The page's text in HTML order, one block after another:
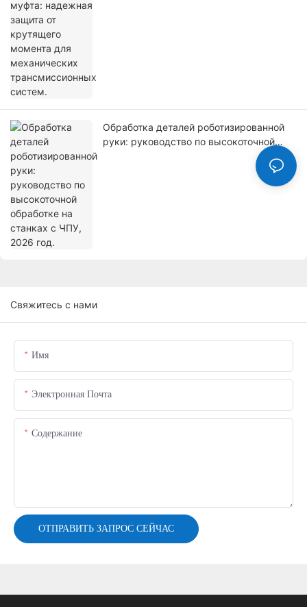
Обработка деталей роботизированной
руки: руководство по высокоточной
обработке на станках с ЧПУ, 2026 год.
Свяжитесь с нами
Имя
Электронная Почта
Содержание
ОТПРАВИТЬ ЗАПРОС СЕЙЧАС